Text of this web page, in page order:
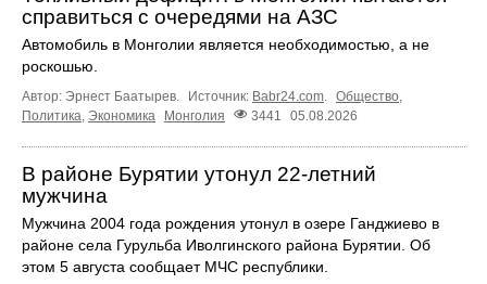
справиться с очередями на АЗС
Автомобиль в Монголии является необходимостью, а не
роскошью.
Автор: Эрнест Баатырев. Источник: Babr24.com. Общество,
Политика Экономика Монголия 3441 05.08.2026
В районе Бурятии утонул 22-летний
мужчина
Мужчина 2004 года рождения утонул в озере Ганджиево в
районе села Гурульба Иволгинского района Бурятии. Об
этом 5 августа сообщает МЧС республики.